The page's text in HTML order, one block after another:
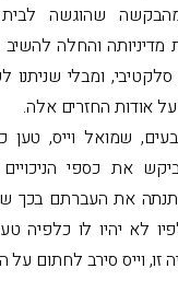
שהוגשה לבית
מדיניותה והחלה
ומבלי שניתנו
אודות החזרים אלה.
את כספי
את העברתם בכך
לא יהיו לו כלפיה
זו, וייס סירב לחתום על